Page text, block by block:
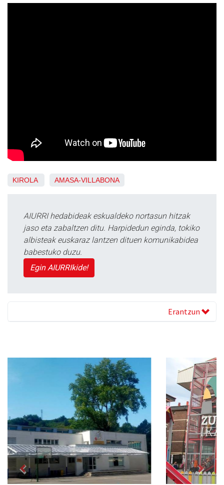
KIROLA AMASA-VILLABONA
AIURRI hedabideak eskualdeko nortasun hitzak
jaso eta zabaltzen ditu. Harpidedun eginda, tokiko
albisteak euskaraz lantzen dituen komunikabidea
babestuko duzu.
Egin AIURRIkide!
Erantzun
Previous Next